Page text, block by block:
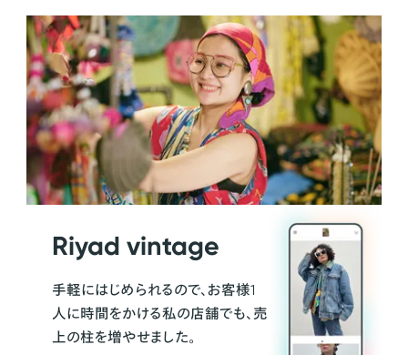
Riyad vintage
手軽にはじめられるので、お客様1
人に時間をかける私の店舗でも、売
上の柱を増やせました。